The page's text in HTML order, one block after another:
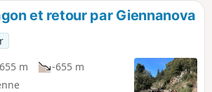
et retour par Giennanova
m
-655 m